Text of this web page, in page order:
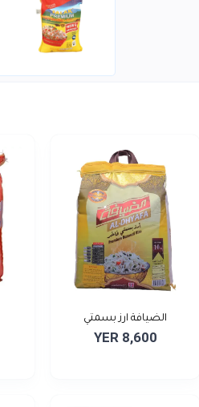
الضيافة ارز بسمتي
YER 8,600